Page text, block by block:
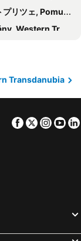
ェ, Pomurska 宿泊施設 -
Transdanubia 宿泊施設 -
泊施設 -
部 宿泊施設 -
中部 宿泊施設 -
Transdanubia 宿泊施設 -
部平野 宿泊施設 -
Transdanubia
Facebook
Twitter